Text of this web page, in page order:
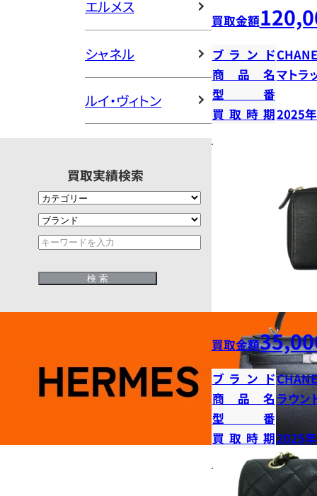
エルメス
シャネル
ルイ・ヴィトン
買取実績検索
買取金額
ブランド
商品名マト
型番
買取時期2025
買取金額
ブランド
商品名ラウン
型番
買取時期2025